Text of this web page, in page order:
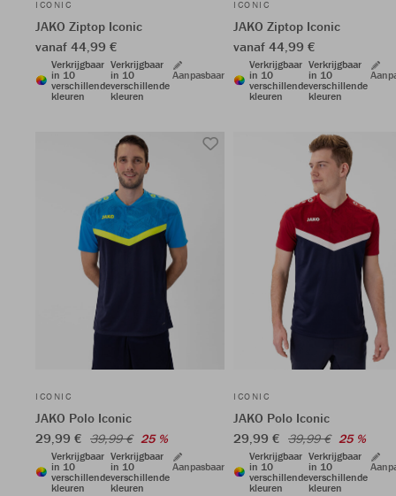
ICONIC
JAKO Ziptop Iconic
vanaf 44,99 €
Verkrijgbaar
in 10
verschillende
kleuren
Verkrijgbaar
in 10
verschillende
kleuren
Aanpasbaar
ICONIC
JAKO Ziptop Iconic
vanaf 44,99 €
Verkrijgbaar
in 10
verschillende
kleuren
Verkrijgbaar
in 10
verschillende
kleuren
ICONIC
JAKO Polo Iconic
29,99 € 39,99 € 25 %
Verkrijgbaar
in 10
verschillende
kleuren
Verkrijgbaar
in 10
verschillende
kleuren
Aanpasbaar
ICONIC
JAKO Polo Iconic
29,99 € 39,99 € 25 %
Verkrijgbaar
in 10
verschillende
kleuren
Verkrijgbaar
in 10
verschillende
kleuren